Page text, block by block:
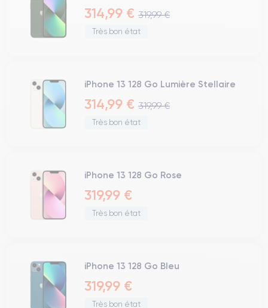
314,99 € 319,99 €
Très bon état
iPhone 13 128 Go Lumière Stellaire
314,99 € 319,99 €
Très bon état
iPhone 13 128 Go Rose
319,99 €
Très bon état
iPhone 13 128 Go Bleu
319,99 €
Très bon état